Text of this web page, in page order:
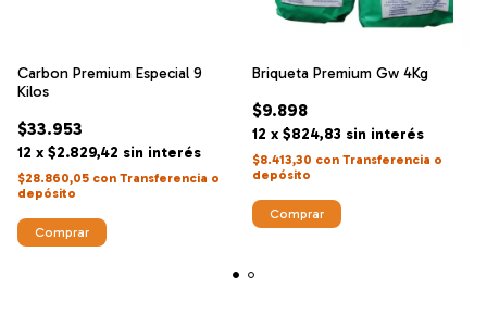
Carbon Premium Especial 9
Kilos
$33.953
12 x $2.829,42 sin interés
$28.860,05 con Transferencia o
depósito
Briqueta Premium Gw 4Kg
$9.898
12 x $824,83 sin interés
$8.413,30 con Transferencia o
depósito